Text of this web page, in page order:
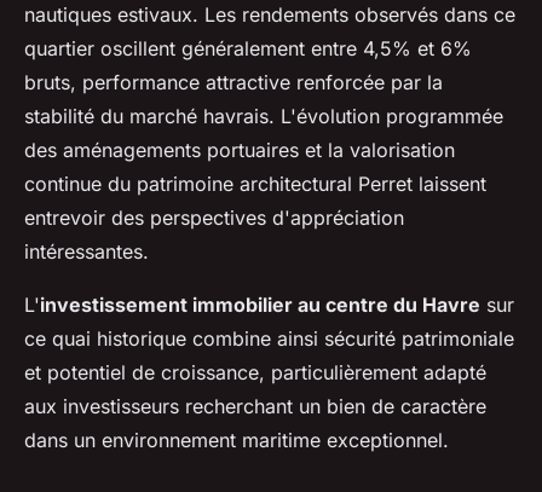
nautiques estivaux. Les rendements observés dans ce
quartier oscillent généralement entre 4,5% et 6%
bruts, performance attractive renforcée par la
stabilité du marché havrais. L'évolution programmée
des aménagements portuaires et la valorisation
continue du patrimoine architectural Perret laissent
entrevoir des perspectives d'appréciation
intéressantes.
L'investissement immobilier au centre du Havre sur
ce quai historique combine ainsi sécurité patrimoniale
et potentiel de croissance, particulièrement adapté
aux investisseurs recherchant un bien de caractère
dans un environnement maritime exceptionnel.